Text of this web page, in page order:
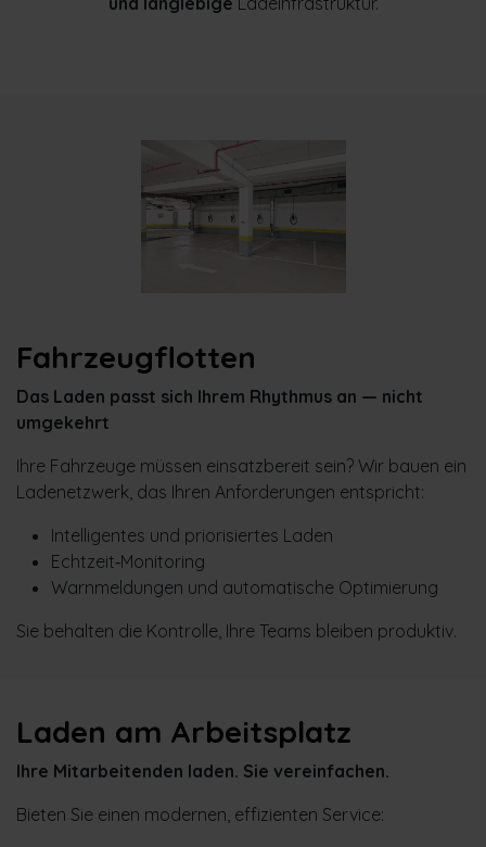
Fahrzeugflotten
Das Laden passt sich Ihrem Rhythmus an — nicht
umgekehrt
Ihre Fahrzeuge müssen einsatzbereit sein? Wir bauen ein
Ladenetzwerk, das Ihren Anforderungen entspricht:
Intelligentes und priorisiertes Laden
Echtzeit‑Monitoring
Warnmeldungen und automatische Optimierung
Sie behalten die Kontrolle, Ihre Teams bleiben produktiv.
Laden am Arbeitsplatz
Ihre Mitarbeitenden laden. Sie vereinfachen.
Bieten Sie einen modernen, effizienten Service: